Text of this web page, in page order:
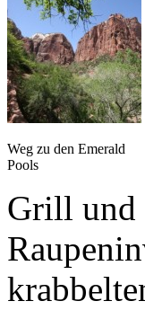
Weg zu den Emerald
Pools
Grill und